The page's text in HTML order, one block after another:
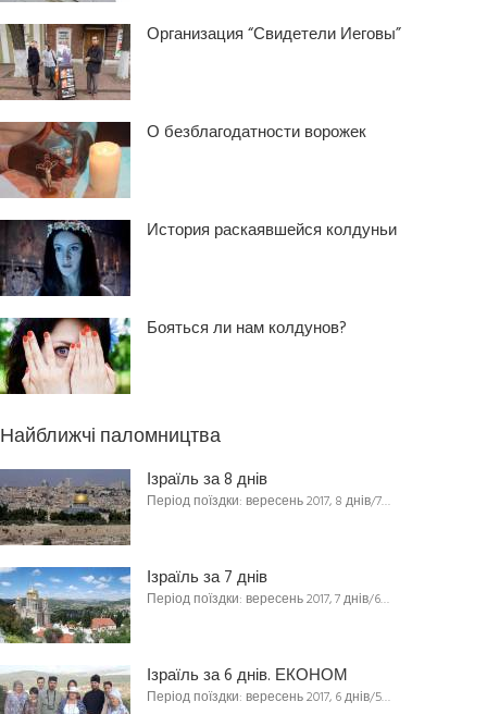
Организация “Свидетели Иеговы”
О безблагодатности ворожек
История раскаявшейся колдуньи
Бояться ли нам колдунов?
Найближчі паломництва
Ізраїль за 8 днів
Період поїздки: вересень 2017, 8 днів/7…
Ізраїль за 7 днів
Період поїздки: вересень 2017, 7 днів/6…
Ізраїль за 6 днів. ЕКОНОМ
Період поїздки: вересень 2017, 6 днів/5…